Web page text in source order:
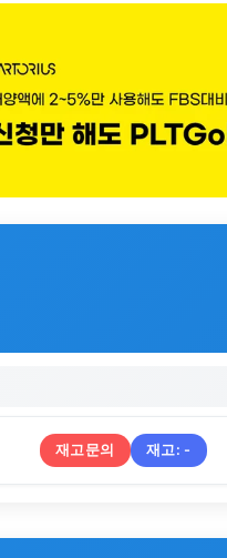
재고문의 재고: -